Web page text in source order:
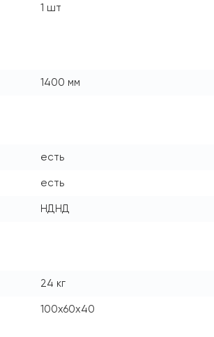
1 шт
1400 мм
есть
есть
НДНД
24 кг
100x60x40